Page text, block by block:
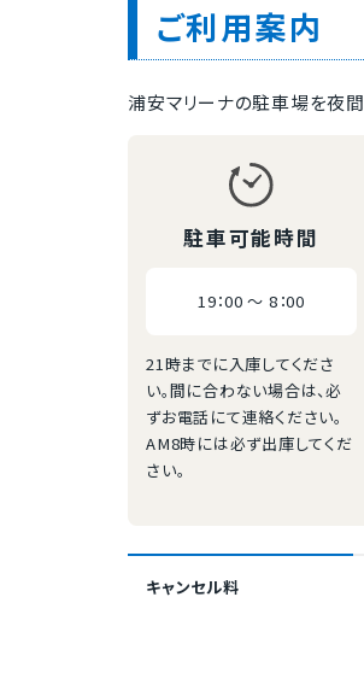
ご利用案内
浦安マリーナの駐車場を夜
駐車可能時間
19：00 ～ 8：00
21時までに入庫してくださ
い。間に合わない場合は、必
ずお電話にて連絡ください。
AM8時には必ず出庫してくだ
さい。
キャンセル料